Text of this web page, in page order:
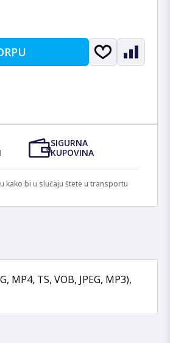
SIGURNA
KUPOVINA
kako bi u slučaju štete u transportu
TS, VOB, JPEG, MP3),